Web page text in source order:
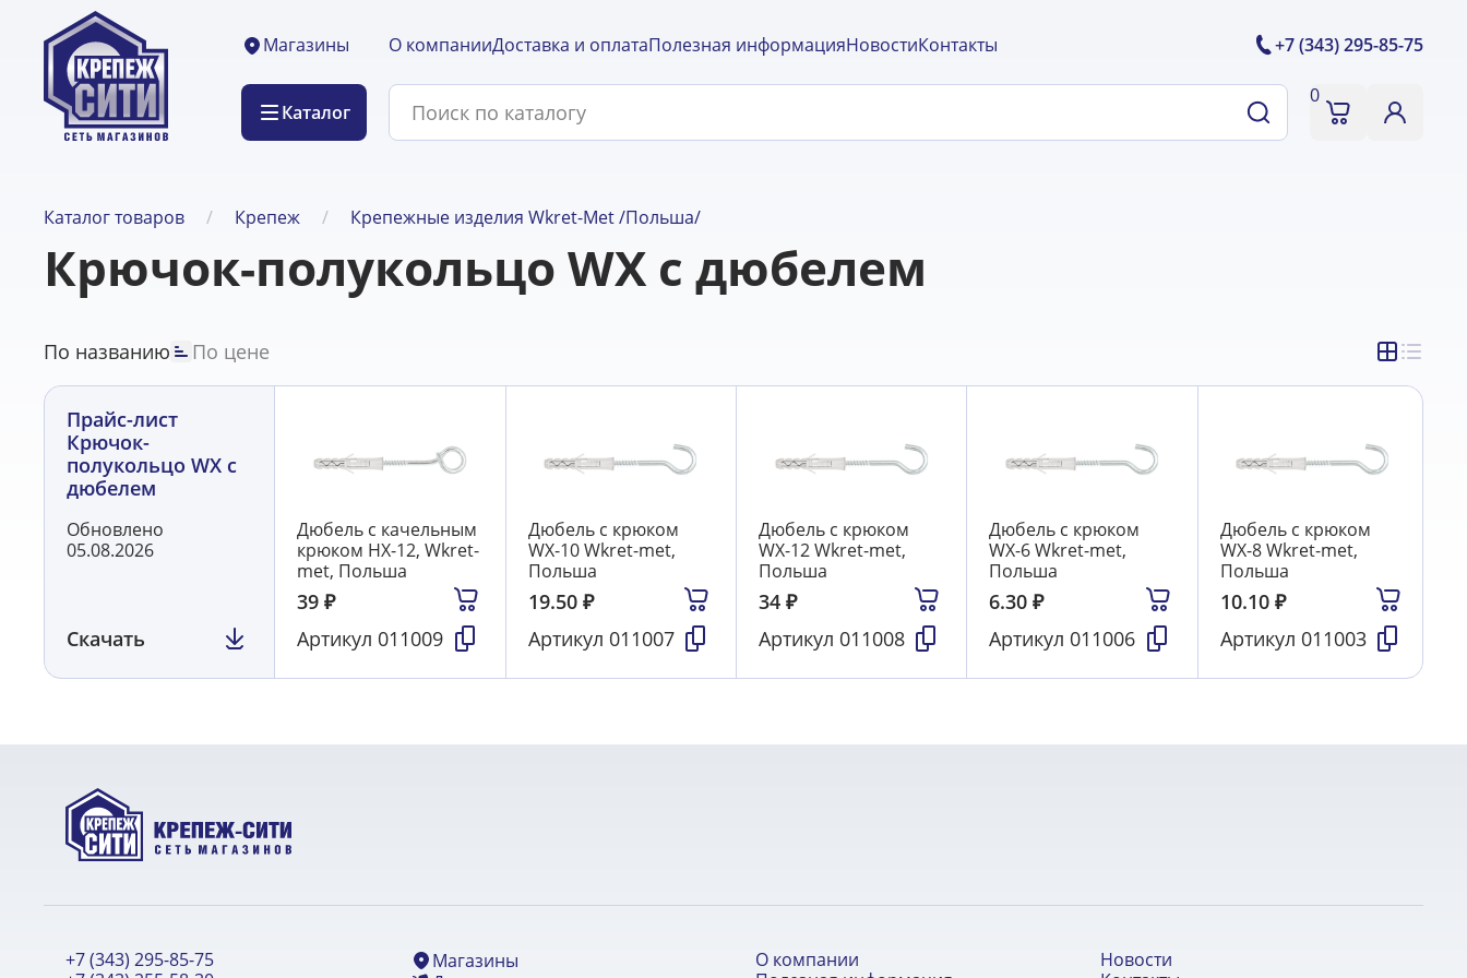
Магазины
Каталог
О компанииДоставка и оплатаПолезная информацияНовостиКонтакты +7 (343) 295-85-75
0
Каталог товаров Крепеж Крепежные изделия Wkret-Met /Польша/
Крючок-полукольцо WX с дюбелем
По названию По цене
Прайс-лист
Крючок-
полукольцо WX с
дюбелем
Обновлено
05.08.2026
Скачать
Дюбель с качельным
крюком HX-12, Wkret-
met, Польша
39₽
Артикул 011009
Дюбель с крюком
WX-10 Wkret-met,
Польша
19.50 ₽
Артикул 011007
Дюбель с крюком
WX-12 Wkret-met,
Польша
34 ₽
Артикул 011008
Дюбель с крюком
WX-6 Wkret-met,
Польша
6.30₽
Артикул 011006
Дюбель с крюком
WX-8 Wkret-met,
Польша
10.10 ₽
Артикул 011003
+7 (343) 295-85-75
Магазины
О компании
Новости